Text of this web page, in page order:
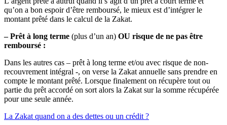
qu’on a bon espoir d’être remboursé, le mieux est d’intégrer le
montant prêté dans le calcul de la Zakat.
– Prêt à long terme (plus d’un an) OU risque de ne pas être
remboursé :
Dans les autres cas – prêt à long terme et/ou avec risque de non-
recouvrement intégral -, on verse la Zakat annuelle sans prendre en
compte le montant prêté. Lorsque finalement on récupère tout ou
partie du prêt accordé on sort alors la Zakat sur la somme récupérée
pour une seule année.
La Zakat quand on a des dettes ou un crédit ?